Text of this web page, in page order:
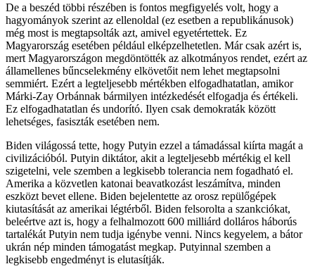
De a beszéd többi részében is fontos megfigyelés volt, hogy a
hagyományok szerint az ellenoldal (ez esetben a republikánusok)
még most is megtapsolták azt, amivel egyetértettek. Ez
Magyarország esetében például elképzelhetetlen. Már csak azért is,
mert Magyarországon megdöntötték az alkotmányos rendet, ezért az
államellenes bűncselekmény elkövetőit nem lehet megtapsolni
semmiért. Ezért a legteljesebb mértékben elfogadhatatlan, amikor
Márki-Zay Orbánnak bármilyen intézkedését elfogadja és értékeli.
Ez elfogadhatatlan és undorító. Ilyen csak demokraták között
lehetséges, fasiszták esetében nem.
Biden világossá tette, hogy Putyin ezzel a támadással kiírta magát a
civilizációból. Putyin diktátor, akit a legteljesebb mértékig el kell
szigetelni, vele szemben a legkisebb tolerancia nem fogadható el.
Amerika a közvetlen katonai beavatkozást leszámítva, minden
eszközt bevet ellene. Biden bejelentette az orosz repülőgépek
kiutasítását az amerikai légtérből. Biden felsorolta a szankciókat,
beleértve azt is, hogy a felhalmozott 600 milliárd dolláros háborús
tartalékát Putyin nem tudja igénybe venni. Nincs kegyelem, a bátor
ukrán nép minden támogatást megkap. Putyinnal szemben a
legkisebb engedményt is elutasítják.